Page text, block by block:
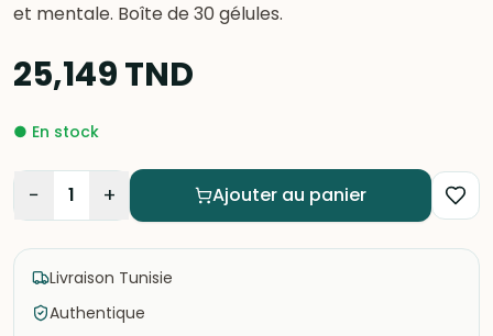
et mentale. Boîte de 30 gélules.
25,149TND
● En stock
− 1 + Ajouter au panier
Livraison Tunisie
Authentique